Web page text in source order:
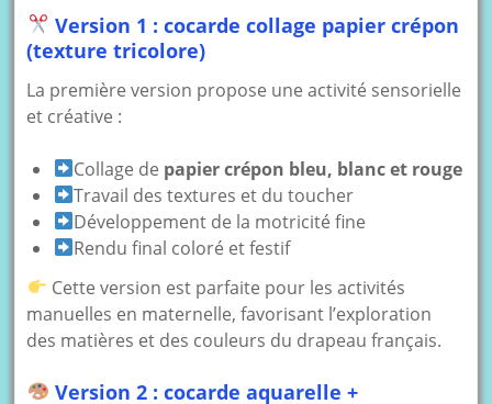
Version 1 : cocarde collage papier crépon
(texture tricolore)
La première version propose une activité sensorielle
et créative :
Collage de papier crépon bleu, blanc et rouge
Travail des textures et du toucher
Développement de la motricité fine
Rendu final coloré et festif
Cette version est parfaite pour les activités
manuelles en maternelle, favorisant l’exploration
des matières et des couleurs du drapeau français.
Version 2 : cocarde aquarelle +